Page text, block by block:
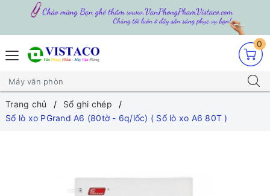
0
Trang chủ
Sổ ghi chép
Sổ lò xo PGrand A6 (80tờ - 6q/lốc) ( Sổ lò xo A6 80T )